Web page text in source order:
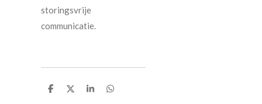
storingsvrije
communicatie.
D
D
S
D